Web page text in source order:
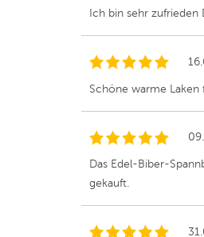
Ich bin sehr zufrieden
Schöne warme Laken
Das Edel-Biber-
gekauft.